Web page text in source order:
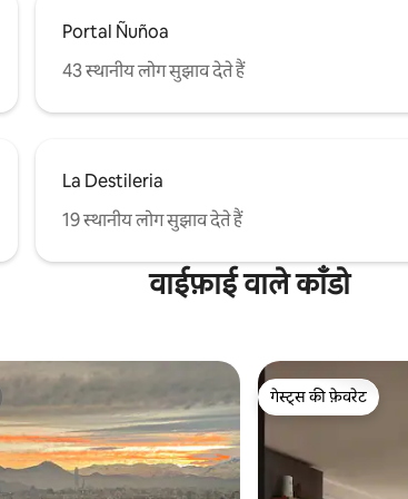
Portal Ñuñoa
43 स्थानीय लोग सुझाव देते हैं
La Destileria
19 स्थानीय लोग सुझाव देते हैं
वाईफ़ाई वाले काँडो
गेस्ट्स की फ़ेवरेट
गेस्ट्स की फ़ेवरेट